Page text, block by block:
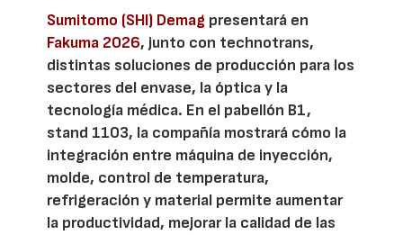
Sumitomo (SHI) Demag presentará en
Fakuma 2026, junto con technotrans,
distintas soluciones de producción para los
sectores del envase, la óptica y la
tecnología médica. En el pabellón B1,
stand 1103, la compañía mostrará cómo la
integración entre máquina de inyección,
molde, control de temperatura,
refrigeración y material permite aumentar
la productividad, mejorar la calidad de las